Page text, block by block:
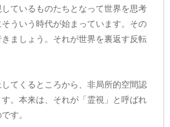
ているものたちとなって世界を思考
ういう時代が始まっています。その
ましょう。それが世界を裏返す反転
てくるところから、非局所的空間認
。本来は、それが「霊視」と呼ばれ
す。